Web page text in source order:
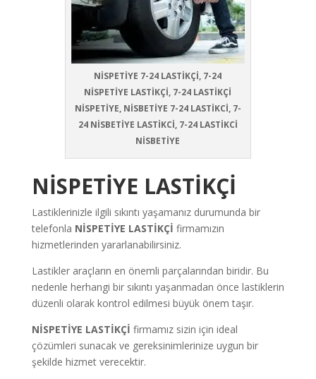
NİSPETİYE 7-24 LASTİKÇİ, 7-24
NİSPETİYE LASTİKÇİ, 7-24 LASTİKÇİ
NİSPETİYE, NİSBETİYE 7-24 LASTİKCİ, 7-
24 NİSBETİYE LASTİKCİ, 7-24 LASTİKCİ
NİSBETİYE
NİSPETİYE LASTİKÇİ
Lastiklerinizle ilgili sıkıntı yaşamanız durumunda bir
telefonla NİSPETİYE LASTİKÇİ firmamızın
hizmetlerinden yararlanabilirsiniz.
Lastikler araçların en önemli parçalarından biridir. Bu
nedenle herhangi bir sıkıntı yaşanmadan önce lastiklerin
düzenli olarak kontrol edilmesi büyük önem taşır.
NİSPETİYE LASTİKÇİ firmamız sizin için ideal
çözümleri sunacak ve gereksinimlerinize uygun bir
şekilde hizmet verecektir.